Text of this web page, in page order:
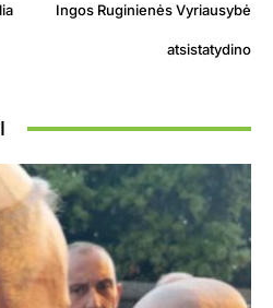
Ingos Ruginienės Vyriausybė
atsistatydino